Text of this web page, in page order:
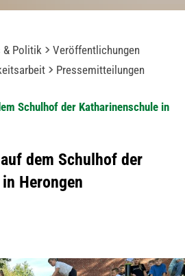
& Politik
Veröffentlichungen
Pressemitteilungen
Schulhof der Katharinenschule in
dem Schulhof der
Herongen